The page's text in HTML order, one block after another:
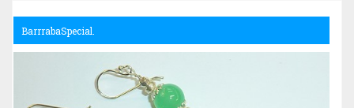
BarrrabaSpecial.